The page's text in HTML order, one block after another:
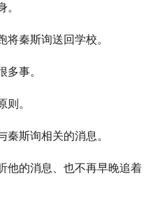
秦斯询送回学校。
事。
。
斯询相关的消息。
他的消息、也不再早晚追着